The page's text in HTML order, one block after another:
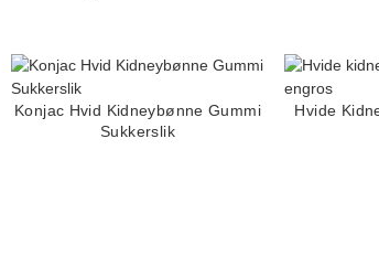
Konjac Hvid Kidneybønne Gummi
Sukkerslik
Hvide